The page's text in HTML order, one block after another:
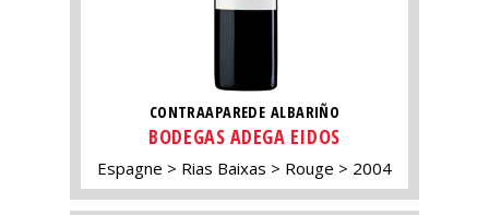
CONTRAAPAREDE ALBARIÑO
BODEGAS ADEGA EIDOS
Espagne Rias Baixas Rouge 2004